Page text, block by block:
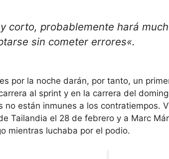
corto, probablemente hará
sin cometer errores«.
por la noche darán, por tanto, un
al sprint y en la carrera del
no están inmunes a los contratiempos.
Tailandia el 28 de febrero y a Marc
mientras luchaba por el podio.